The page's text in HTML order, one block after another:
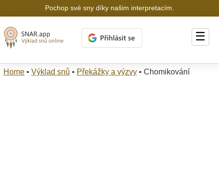
Pochop své sny díky našim interpretacím.
☰
Home • Výklad snů • Překážky a výzvy • Chomikování